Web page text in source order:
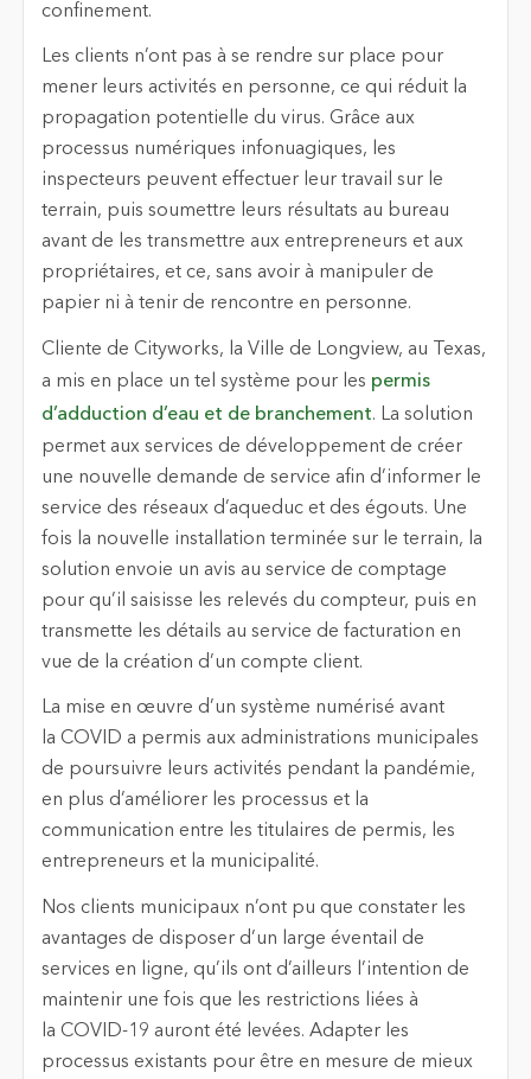
confinement.
Les clients n’ont pas à se rendre sur place pour
mener leurs activités en personne, ce qui réduit la
propagation potentielle du virus. Grâce aux
processus numériques infonuagiques, les
inspecteurs peuvent effectuer leur travail sur le
terrain, puis soumettre leurs résultats au bureau
avant de les transmettre aux entrepreneurs et aux
propriétaires, et ce, sans avoir à manipuler de
papier ni à tenir de rencontre en personne.
Cliente de Cityworks, la Ville de Longview, au Texas,
a mis en place un tel système pour les permis
d’adduction d’eau et de branchement. La solution
permet aux services de développement de créer
une nouvelle demande de service afin d’informer le
service des réseaux d’aqueduc et des égouts. Une
fois la nouvelle installation terminée sur le terrain, la
solution envoie un avis au service de comptage
pour qu’il saisisse les relevés du compteur, puis en
transmette les détails au service de facturation en
vue de la création d’un compte client.
La mise en œuvre d’un système numérisé avant
la COVID a permis aux administrations municipales
de poursuivre leurs activités pendant la pandémie,
en plus d’améliorer les processus et la
communication entre les titulaires de permis, les
entrepreneurs et la municipalité.
Nos clients municipaux n’ont pu que constater les
avantages de disposer d’un large éventail de
services en ligne, qu’ils ont d’ailleurs l’intention de
maintenir une fois que les restrictions liées à
la COVID-19 auront été levées. Adapter les
processus existants pour être en mesure de mieux